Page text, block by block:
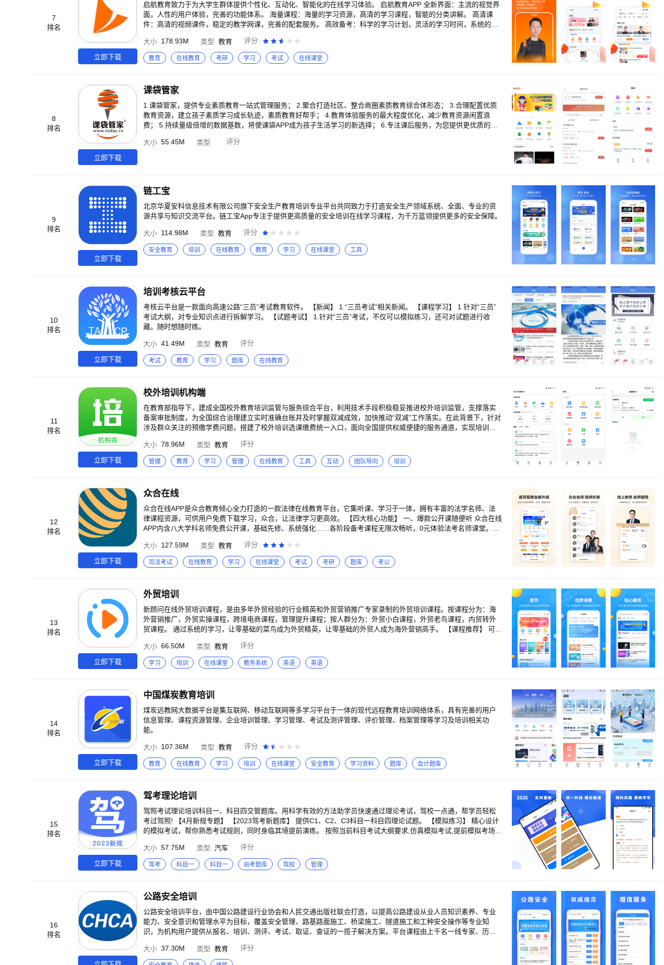
7
排名
立即下载
启航教育致力于为大学生群体提供个性化、互动化、智能化的在线学习体验。 启航教育APP 全新界面：主流的视觉界
面，人性的用户体验，完善的功能体系。 海量课程：海量的学习资源，高清的学习课程，智能的分类讲解。 高清课
件：高清的视频课件，稳定的教学网课，完善的配套服务。 高效备考：科学的学习计划，灵活的学习时间，系统的规
辅团队提供的规划咨询、班级督学、知识答疑、阶段测评、作业批改等周边服务，利用一站式解决方案帮助学员完成
学习目标。 【发展历程】 启航教育，成立于1998年，是国内从事考研培训的教育品牌，包括“启航在线”、“启航学校”
和“启航图书”三大业务板块。在各大城市拥有200余家加盟分校，覆盖上千所高等院校。 【联系我们】 新浪微博：@
站：www.iqihang.com
大小 178.93M 类型 教育 评分
教育 在线教育 考研 学习 考试 在线课堂
8
排名
立即下载
课袋管家
1.课袋管家，提供专业素质教育一站式管理服务； 2.聚合打造社区、整合商圈素质教育综合体形态； 3.合理配置优质
教育资源，建立孩子素质学习成长轨迹，素质教育好帮手； 4.教育体验服务的最大程度优化，减少教育资源闲置浪
费； 5.持续量级倍增的数据基数，将使课袋APP成为孩子生活学习的新选择； 6.专注课后服务，为您提供更优质的机
大小 55.45M 类型 评分
9
排名
立即下载
链工宝
北京华夏安科信息技术有限公司旗下安全生产教育培训专业平台共同致力于打造安全生产领域系统、全面、专业的资
源共享与知识交流平台。链工宝App专注于提供更高质量的安全培训在线学习课程，为千万蓝领提供更多的安全保障。
大小 114.98M 类型 教育 评分
安全教育 培训 在线教育 教育 学习 在线课堂 工具
10
排名
立即下载
培训考核云平台
考核云平台是一款面向高速公路“三员”考试教育软件。 【新闻】 1.“三员考试”相关新闻。 【课程学习】 1.针对“三员”
考试大纲，对专业知识点进行拆解学习。 【试题考试】 1.针对“三员”考试，不仅可以模拟练习，还可对试题进行收
藏。随时想随时练。
大小 41.49M 类型 教育 评分
考试 教育 学习 题库 在线教育
11
排名
立即下载
校外培训机构端
在教育部指导下，建成全国校外教育培训监管与服务综合平台，利用技术手段积极稳妥推进校外培训监管，支撑落实
备案审批制度，为全国综合治理建立实时准确台账并及时掌握双减成效，加快推动“双减”工作落实。在此背景下，针对
涉及群众关注的预缴学费问题，搭建了校外培训选课缴费统一入口，面向全国提供权威便捷的服务通道，实现培训机
大小 78.96M 类型 教育 评分
管理 教育 学习 管理 在线教育 工具 互动 团队导向 培训
12
排名
立即下载
众合在线
众合在线APP是众合教育倾心全力打造的一款法律在线教育平台，它集听课、学习于一体，拥有丰富的法学名师、法
律课程资源，可供用户免费下载学习，众合，让法律学习更高效。 【四大核心功能】 一、爆款公开课随便听 众合在线
APP内含八大学科名师免费公开课，基础先修、系统强化……各阶段备考课程无限次畅听，0元体验法考名师课堂。
使足不出户也可与名师面对面，尽在众合在线APP。 三、课程一键缓存随时学 拥有众合在线APP，课程视频一键缓存
到手机，无网络也能随时随地听课，让学习更高效。 四、学习历史实时记录 可监测学习进度，实时更新学习历史轨
迹，让学习计划有条不紊。 -----总有一种方式联系我----- 如果你喜欢我，请给我满分好评。为你，我们会再接再厉！
信：方圆众合法考 微博：＠众合法考教育 众合在线APP：我的-意见反馈
大小 127.59M 类型 教育 评分
司法考试 在线教育 学习 在线课堂 考试 考研 题库 考公
13
排名
立即下载
外贸培训
新顾问在线外贸培训课程，是由多年外贸经验的行业精英和外贸营销推广专家录制的外贸培训课程。按课程分为：海
外营销推广，外贸实操课程，跨境电商课程，管理提升课程；按人群分为：外贸小白课程，外贸老鸟课程，内贸转外
贸课程。 通过系统的学习，让零基础的菜鸟成为外贸精英，让零基础的外贸人成为海外营销高手。 【课程推荐】 可以
入门，外贸客户开发，外贸谈判与客户跟进，外贸展会，外贸单证操作。 2.海外营销推广课程：Facebook实操与进
阶，Linkedin初级与高阶，Pinterest，YouTube，外贸营销，谷歌SEO，谷歌竞价，站内优化，谷歌分析。 3.管理提
升课程：管理者技能，销售实战五步法，薪酬绩效制定。 4.跨境电商课程：Ebay，亚马逊等。
大小 66.50M 类型 教育 评分
学习 培训 在线课堂 教务系统 英语 英语
14
排名
立即下载
中国煤炭教育培训
煤炭远教网大数据平台是集互联网、移动互联网等多学习平台于一体的现代远程教育培训网络体系，具有完善的用户
信息管理、课程资源管理、企业培训管理、学习管理、考试及测评管理、评价管理、档案管理等学习及培训相关功
能。
大小 107.36M 类型 教育 评分
教育 在线教育 学习 培训 在线课堂 安全教育 学习资料 题库 会计题库
15
排名
立即下载
驾考理论培训
驾照考试理论培训科目一、科目四交管题库。用科学有效的方法助学员快速通过理论考试，驾校一点通，帮学员轻松
考过驾照! 【4月新规专题】 【2023驾考新题库】 提供C1、C2、C3科目一科目四理论试题。 【模拟练习】 精心设计
的模拟考试，帮你熟悉考试规则，同时身临其境提前演练。 按照当前科目考试大纲要求,仿真模拟考试,提前模拟考场环
一键收藏，考前回顾。 【题目纠错】 如果在答题时觉得题目中存在错字、错答案、解析不准确问题，都可以通过「纠
错」功能进行可疑题目上报，我们核验后将立即进行修复，人人为我，我为人人。 【专项练习】 15种类型题目的专项
联系，帮助考生重点突破。 APP使用中的任何问题都可以通过【反馈】来提出您的宝贵意见。
大小 57.75M 类型 汽车 评分
驾考 科目一 科目一 自考题库 驾校 管理
16
排名
公路安全培训
公路安全培训平台，由中国公路建设行业协会和人民交通出版社联合打造，以提高公路建设从业人员知识素养、专业
能力、安全意识和管理水平为目标，覆盖安全管理、路基路面施工、桥梁施工、隧道施工和工种安全操作等专业知
识，为机构用户提供从报名、培训、测评、考试、取证、查证的一揽子解决方案。平台课程由上千名一线专家、历经
大小 37.30M 类型 教育 评分